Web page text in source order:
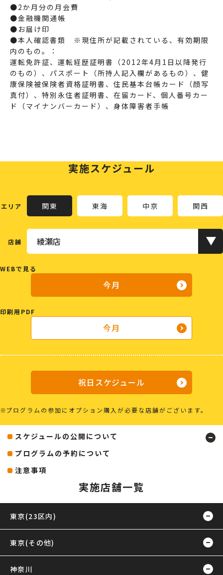
●2か月分の月会費
●金融機関通帳
●お届け印
●本人確認書類 ※現住所が記載されている、有効期限
内のもの。：
運転免許証、運転経歴証明書（2012年4月1日以降発行
のもの）、パスポート（所持人記入欄があるもの）、健
康保険被保険者資格証明書、住民基本台帳カード（顔写
真付）、特別永住者証明書、在留カード、個人番号カー
ド（マイナンバーカード）、身体障害者手帳
実施スケジュール
エリア 関東 東海 中京 関西
店舗
WEBで見る
今月
印刷用PDF
今月
祝日スケジュール
プログラムの参加にオプション購入が必要な店舗がございます。
スケジュールの公開について
プログラムの予約について
注意事項
実施店舗一覧
東京(23区内)
東京(その他)
神奈川